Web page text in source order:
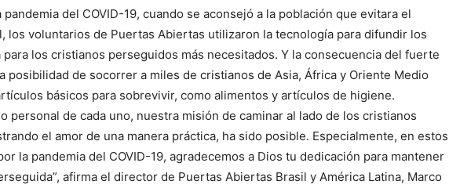
del COVID-19, cuando se aconsejó a la población que evitara el
los voluntarios de Puertas Abiertas utilizaron la tecnología para difundir los
para los cristianos perseguidos más necesitados. Y la consecuencia del fuerte
posibilidad de socorrer a miles de cristianos de Asia, África y Oriente Medio
básicos para sobrevivir, como alimentos y artículos de higiene.
personal de cada uno, nuestra misión de caminar al lado de los cristianos
el amor de una manera práctica, ha sido posible. Especialmente, en estos
la pandemia del COVID-19, agradecemos a Dios tu dedicación para mantener
afirma el director de Puertas Abiertas Brasil y América Latina, Marco